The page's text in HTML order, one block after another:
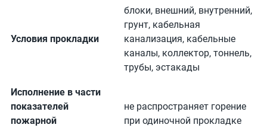
Условия прокладки
блоки, внешний, внутренний,
грунт, кабельная
канализация, кабельные
каналы, коллектор, тоннель,
трубы, эстакады
Исполнение в части
показателей
пожарной
не распространяет горение
при одиночной прокладке